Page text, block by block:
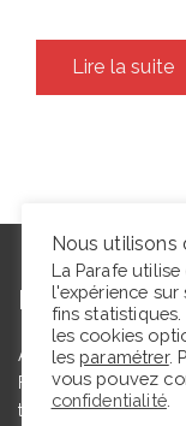
Lire la suite
L’autrice
Agrégée de lettres
Floriane Toussaint
théâtrales à
Nous utilisons
La Parafe
l'expérience
fins
les cookies
les paramétrer.
vous pouvez
confidentialité.